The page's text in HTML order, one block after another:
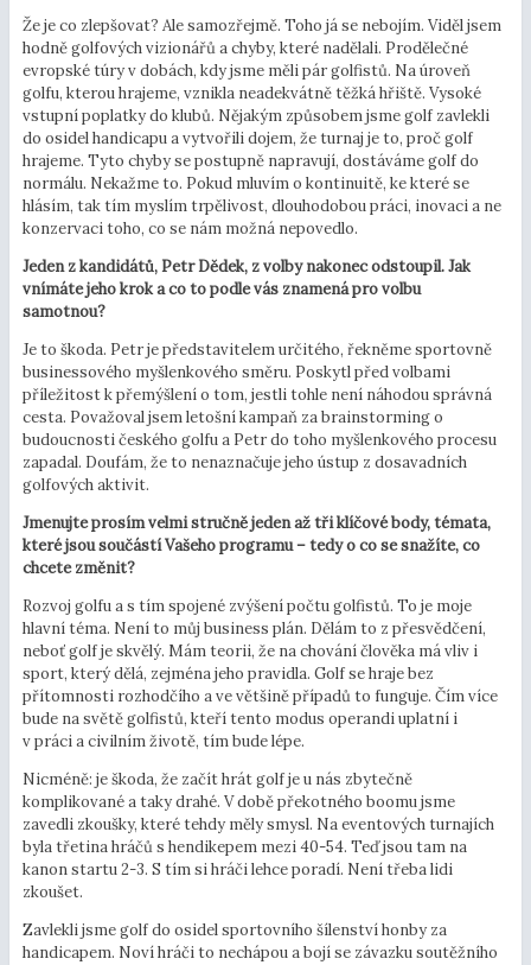
Že je co zlepšovat? Ale samozřejmě. Toho já se nebojím. Viděl jsem
hodně golfových vizionářů a chyby, které nadělali. Prodělečné
evropské túry v dobách, kdy jsme měli pár golfistů. Na úroveň
golfu, kterou hrajeme, vznikla neadekvátně těžká hřiště. Vysoké
vstupní poplatky do klubů. Nějakým způsobem jsme golf zavlekli
do osidel handicapu a vytvořili dojem, že turnaj je to, proč golf
hrajeme. Tyto chyby se postupně napravují, dostáváme golf do
normálu. Nekažme to. Pokud mluvím o kontinuitě, ke které se
hlásím, tak tím myslím trpělivost, dlouhodobou práci, inovaci a ne
konzervaci toho, co se nám možná nepovedlo.
Jeden z kandidátů, Petr Dědek, z volby nakonec odstoupil. Jak
vnímáte jeho krok a co to podle vás znamená pro volbu
samotnou?
Je to škoda. Petr je představitelem určitého, řekněme sportovně
businessového myšlenkového směru. Poskytl před volbami
příležitost k přemýšlení o tom, jestli tohle není náhodou správná
cesta. Považoval jsem letošní kampaň za brainstorming o
budoucnosti českého golfu a Petr do toho myšlenkového procesu
zapadal. Doufám, že to nenaznačuje jeho ústup z dosavadních
golfových aktivit.
Jmenujte prosím velmi stručně jeden až tři klíčové body, témata,
které jsou součástí Vašeho programu – tedy o co se snažíte, co
chcete změnit?
Rozvoj golfu a s tím spojené zvýšení počtu golfistů. To je moje
hlavní téma. Není to můj business plán. Dělám to z přesvědčení,
neboť golf je skvělý. Mám teorii, že na chování člověka má vliv i
sport, který dělá, zejména jeho pravidla. Golf se hraje bez
přítomnosti rozhodčího a ve většině případů to funguje. Čím více
bude na světě golfistů, kteří tento modus operandi uplatní i
v práci a civilním životě, tím bude lépe.
Nicméně: je škoda, že začít hrát golf je u nás zbytečně
komplikované a taky drahé. V době překotného boomu jsme
zavedli zkoušky, které tehdy měly smysl. Na eventových turnajích
byla třetina hráčů s hendikepem mezi 40-54. Teď jsou tam na
kanon startu 2-3. S tím si hráči lehce poradí. Není třeba lidi
zkoušet.
Zavlekli jsme golf do osidel sportovního šílenství honby za
handicapem. Noví hráči to nechápou a bojí se závazku soutěžního